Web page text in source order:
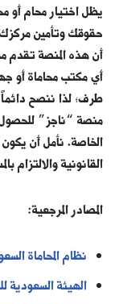
يظل اختيار محام أو
حقوقك وتأمين مركزك
أن هذه المنصة تقدم
أي مكتب محاماة أو
طرف؛ لذا ننصح دائماً
منصة “ناجز”
الخاصة. نأمل أن
القانونية والالتزام
المصادر المرجعية:
نظام المحاماة
الهيئة السعودية